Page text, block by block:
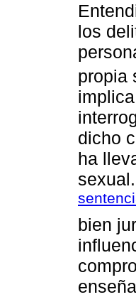
los
propia
dicho
ha
bien